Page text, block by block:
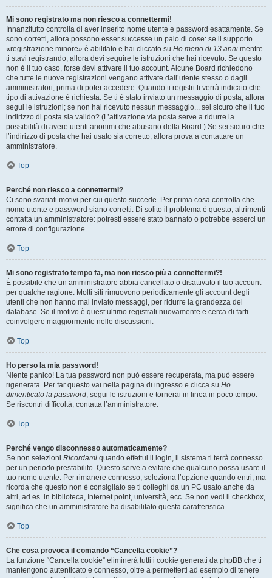
Mi sono registrato ma non riesco a connettermi!
Innanzitutto controlla di aver inserito nome utente e password esattamente. Se
sono corretti, allora possono esser successe un paio di cose: se il supporto
«registrazione minore» è abilitato e hai cliccato su Ho meno di 13 anni mentre
ti stavi registrando, allora devi seguire le istruzioni che hai ricevuto. Se questo
non è il tuo caso, forse devi attivare il tuo account. Alcune Board richiedono
che tutte le nuove registrazioni vengano attivate dall’utente stesso o dagli
amministratori, prima di poter accedere. Quando ti registri ti verrà indicato che
tipo di attivazione è richiesta. Se ti è stato inviato un messaggio di posta, allora
segui le istruzioni; se non hai ricevuto nessun messaggio... sei sicuro che il tuo
indirizzo di posta sia valido? (L’attivazione via posta serve a ridurre la
possibilità di avere utenti anonimi che abusano della Board.) Se sei sicuro che
l’indirizzo di posta che hai usato sia corretto, allora prova a contattare un
amministratore.
Top
Perché non riesco a connettermi?
Ci sono svariati motivi per cui questo succede. Per prima cosa controlla che
nome utente e password siano corretti. Di solito il problema è questo, altrimenti
contatta un amministratore: potresti essere stato bannato o potrebbe esserci un
errore di configurazione.
Top
Mi sono registrato tempo fa, ma non riesco più a connettermi?!
È possibile che un amministratore abbia cancellato o disattivato il tuo account
per qualche ragione. Molti siti rimuovono periodicamente gli account degli
utenti che non hanno mai inviato messaggi, per ridurre la grandezza del
database. Se il motivo è quest’ultimo registrati nuovamente e cerca di farti
coinvolgere maggiormente nelle discussioni.
Top
Ho perso la mia password!
Niente panico! La tua password non può essere recuperata, ma può essere
rigenerata. Per far questo vai nella pagina di ingresso e clicca su Ho
dimenticato la password, segui le istruzioni e tornerai in linea in poco tempo.
Se riscontri difficoltà, contatta l’amministratore.
Top
Perché vengo disconnesso automaticamente?
Se non selezioni Ricordami quando effettui il login, il sistema ti terrà connesso
per un periodo prestabilito. Questo serve a evitare che qualcuno possa usare il
tuo nome utente. Per rimanere connesso, seleziona l’opzione quando entri, ma
ricorda che questo non è consigliato se ti colleghi da un PC usato anche da
altri, ad es. in biblioteca, Internet point, università, ecc. Se non vedi il checkbox,
significa che un amministratore ha disabilitato questa caratteristica.
Top
Che cosa provoca il comando “Cancella cookie”?
La funzione “Cancella cookie” eliminerà tutti i cookie generati da phpBB che ti
mantengono autenticato e connesso, oltre a permetterti ad esempio di tenere